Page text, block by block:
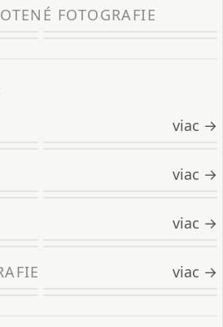
FOTOGRAFIE
viac →
viac →
viac →
viac →